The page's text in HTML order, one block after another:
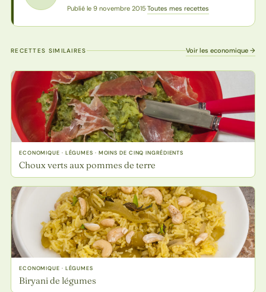
Publié le 9 novembre 2015·Toutes mes recettes
RECETTES SIMILAIRES Voir les economique →
ECONOMIQUE · LÉGUMES · MOINS DE CINQ INGRÉDIENTS
Choux verts aux pommes de terre
ECONOMIQUE · LÉGUMES
Biryani de légumes